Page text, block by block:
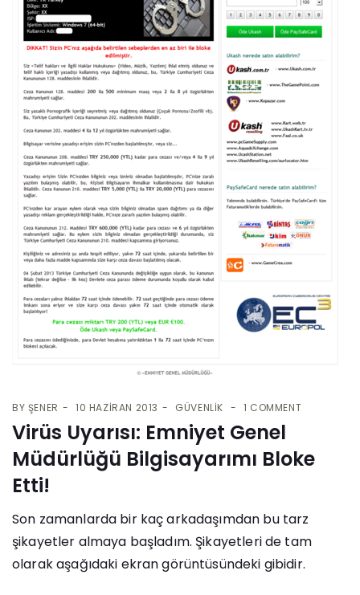
BY ŞENER 10 HAZIRAN 2013 GÜVENLIK 1 COMMENT
Virüs Uyarısı: Emniyet Genel
Müdürlüğü Bilgisayarımı Bloke
Etti!
Son zamanlarda bir kaç arkadaşımdan bu tarz
şikayetler almaya başladım. Şikayetleri de tam
olarak aşağıdaki ekran görüntüsündeki gibidir.